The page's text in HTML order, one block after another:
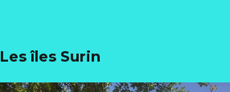
Les îles Surin